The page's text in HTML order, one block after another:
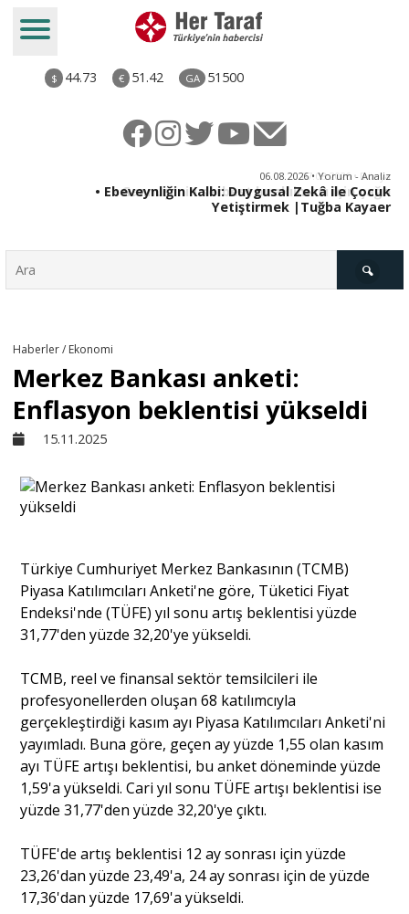
$ 44.73 € 51.42 GA 51500
06.08.2026 • Yorum - Analiz
• Ebeveynliğin Kalbi: Duygusal Zekâ ile Çocuk
Yetiştirmek |Tuğba Kayaer
Derkenar
Ekonomi
Dünya
Yorum - Analiz
Söyleşi
Yazı Dizisi
Portre
Haberler / Ekonomi
Merkez Bankası anketi:
Enflasyon beklentisi yükseldi
15.11.2025
Türkiye Cumhuriyet Merkez Bankasının (TCMB)
Piyasa Katılımcıları Anketi'ne göre, Tüketici Fiyat
Endeksi'nde (TÜFE) yıl sonu artış beklentisi yüzde
31,77'den yüzde 32,20'ye yükseldi.
TCMB, reel ve finansal sektör temsilcileri ile
profesyonellerden oluşan 68 katılımcıyla
gerçekleştirdiği kasım ayı Piyasa Katılımcıları Anketi'ni
yayımladı. Buna göre, geçen ay yüzde 1,55 olan kasım
ayı TÜFE artışı beklentisi, bu anket döneminde yüzde
1,59'a yükseldi. Cari yıl sonu TÜFE artışı beklentisi ise
yüzde 31,77'den yüzde 32,20'ye çıktı.
TÜFE'de artış beklentisi 12 ay sonrası için yüzde
23,26'dan yüzde 23,49'a, 24 ay sonrası için de yüzde
17,36'dan yüzde 17,69'a yükseldi.